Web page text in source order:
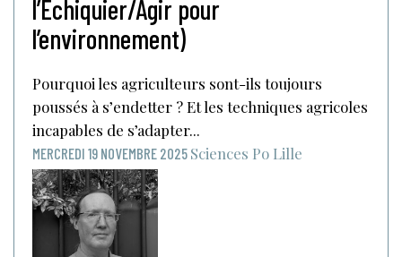
l’Echiquier/Agir pour
l’environnement)
Pourquoi les agriculteurs sont-ils toujours
poussés à s’endetter ? Et les techniques agricoles
incapables de s’adapter...
MERCREDI 19 NOVEMBRE 2025 Sciences Po Lille